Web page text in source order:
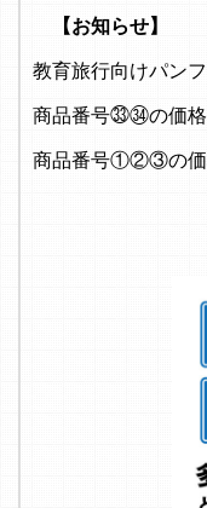
【お知らせ】
教育旅行向けパン
商品番号㉝㉞の価
商品番号①②③の価